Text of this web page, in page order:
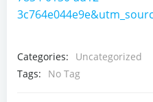
Categories:
Uncategorized
Tags:
No Tag